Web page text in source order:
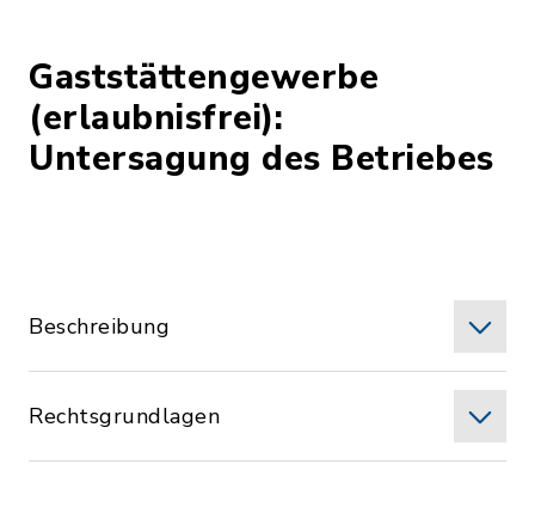
Gaststättengewerbe
(erlaubnisfrei):
Untersagung des Betriebes
Beschreibung
Rechtsgrundlagen